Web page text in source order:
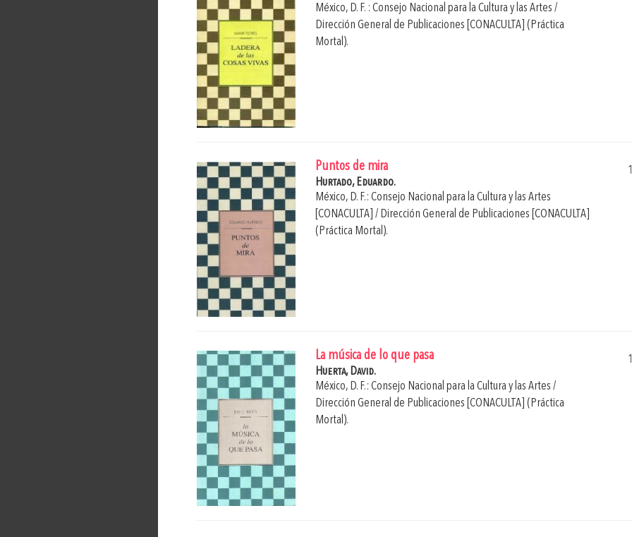
México, D. F. : Consejo Nacional para la Cultura y las Artes /
Dirección General de Publicaciones [CONACULTA] (Práctica
Mortal).
Puntos de mira
Hurtado, Eduardo.
México, D. F.: Consejo Nacional para la Cultura y las Artes
[CONACULTA] / Dirección General de Publicaciones [CONACULTA]
(Práctica Mortal).
La música de lo que pasa
Huerta, David.
México, D. F.: Consejo Nacional para la Cultura y las Artes /
Dirección General de Publicaciones [CONACULTA] (Práctica
Mortal).